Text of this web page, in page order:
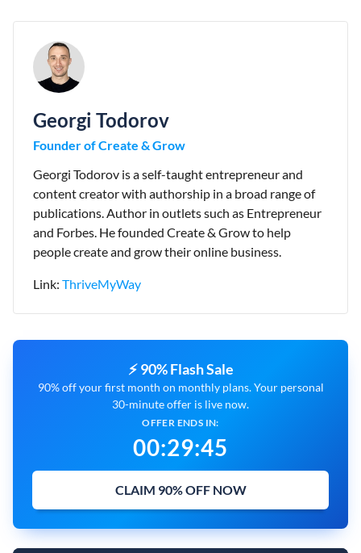
Georgi Todorov
Founder of Create & Grow
Georgi Todorov is a self-taught entrepreneur and
content creator with authorship in a broad range of
publications. Author in outlets such as Entrepreneur
and Forbes. He founded Create & Grow to help
people create and grow their online business.
Link: ThriveMyWay
⚡ 90% Flash Sale
90% off your first month on monthly plans. Your personal
30-minute offer is live now.
OFFER ENDS IN:
00:29:44
CLAIM 90% OFF NOW